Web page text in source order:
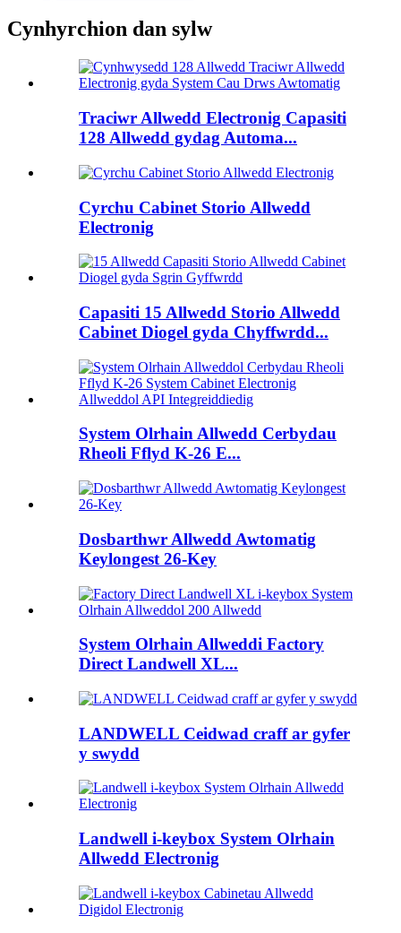
Cynhyrchion dan sylw
Traciwr Allwedd Electronig Capasiti
128 Allwedd gydag Automa...
Cyrchu Cabinet Storio Allwedd
Electronig
Capasiti 15 Allwedd Storio Allwedd
Cabinet Diogel gyda Chyffwrdd...
System Olrhain Allwedd Cerbydau
Rheoli Fflyd K-26 E...
Dosbarthwr Allwedd Awtomatig
Keylongest 26-Key
System Olrhain Allweddi Factory
Direct Landwell XL...
LANDWELL Ceidwad craff ar gyfer
y swydd
Landwell i-keybox System Olrhain
Allwedd Electronig